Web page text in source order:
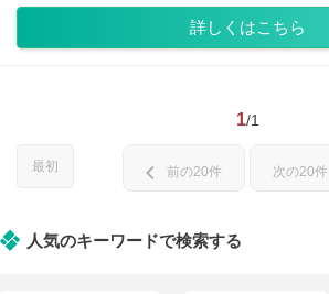
詳しくはこちら
1/1
最初 chevron_left 前の20件 次の20件
人気のキーワードで検索する